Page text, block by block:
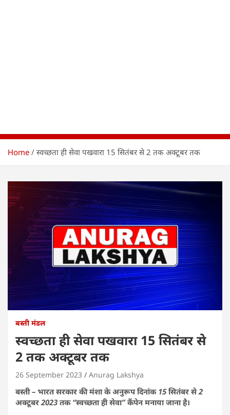
Home स्वच्छता ही सेवा पखवारा 15 सितंबर से 2 तक अक्टूबर तक
बस्ती मंडल
स्वच्छता ही सेवा पखवारा 15 सितंबर से
2 तक अक्टूबर तक
26 September 2023 Anurag Lakshya
बस्ती – भारत सरकार की मंशा के अनुरूप दिनांक 15 सितंबर से 2
अक्टूबर 2023 तक “स्वच्छता ही सेवा” कैंपेन मनाया जाना है।